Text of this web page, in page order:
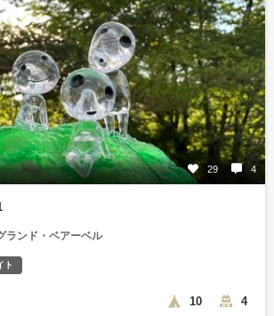
29 4
ランド・ベアーベル
ト
10 4